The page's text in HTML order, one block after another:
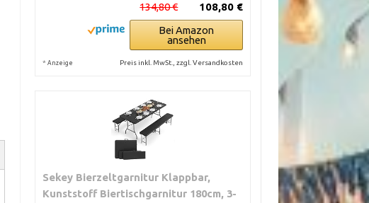
108,80 €
134,80 €
Bei Amazon
ansehen
* Anzeige Preis inkl. MwSt., zzgl. Versandkosten
Sekey Bierzeltgarnitur Klappbar,
Kunststoff Biertischgarnitur 180cm, 3-